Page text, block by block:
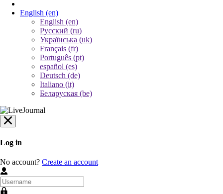
English (en)
English (en)
Русский (ru)
Українська (uk)
Français (fr)
Português (pt)
español (es)
Deutsch (de)
Italiano (it)
Беларуская (be)
Log in
No account? Create an account